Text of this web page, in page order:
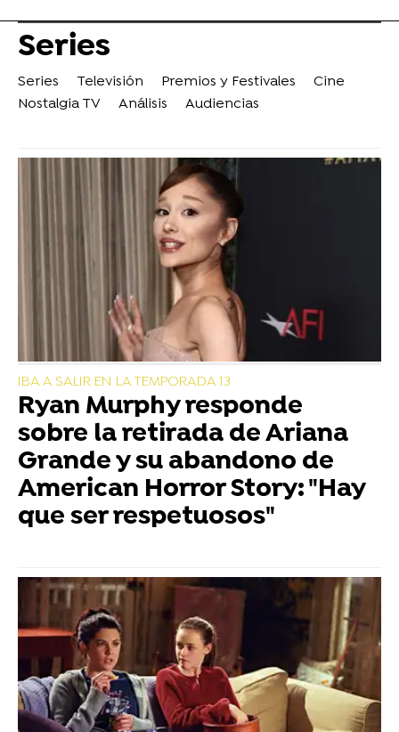
Series
Series Televisión Premios y Festivales
Cine
Nostalgia TV
Análisis Audiencias
IBA A SALIR EN LA TEMPORADA 13
Ryan Murphy responde
sobre la retirada de Ariana
Grande y su abandono de
American Horror Story: "Hay
que ser respetuosos"